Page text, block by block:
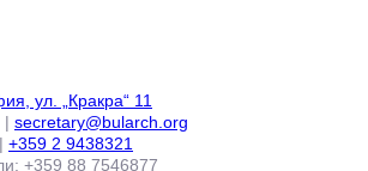
ул. „Кракра“ 11
| secretary@bularch.org
| +359 2 9438321
+359 88 7546877